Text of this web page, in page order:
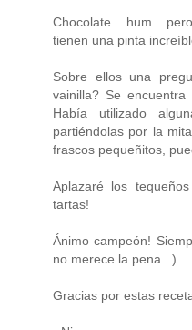
Chocolate... hum...
tienen una pinta
Sobre ellos una
vainilla? Se
Había utilizado
partiéndolas por la
frascos pequeñitos,
Aplazaré los
tartas!
Ánimo campeón!
no merece la pena...)
Gracias por estas